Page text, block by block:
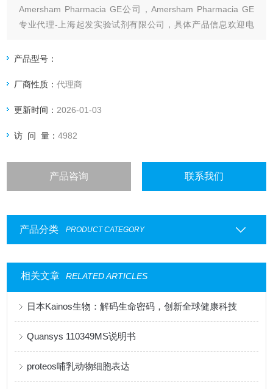
Amersham Pharmacia GE公司，Amersham Pharmacia GE
专业代理-上海起发实验试剂有限公司，具体产品信息欢迎电
产品型号：
厂商性质：代理商
更新时间： 2026-01-03
访 问 量：4982
产品咨询 联系我们
产品分类 PRODUCT CATEGORY
相关文章 RELATED ARTICLES
日本Kainos生物：解码生命密码，创新全球健康科技
Quansys 110349MS说明书
proteos哺乳动物细胞表达